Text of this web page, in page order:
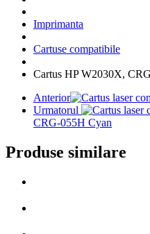
Imprimanta
Cartuse compatibile
Cartus HP W2030X,
Anterior
Urmatorul
CRG-055H Cyan
Produse similare